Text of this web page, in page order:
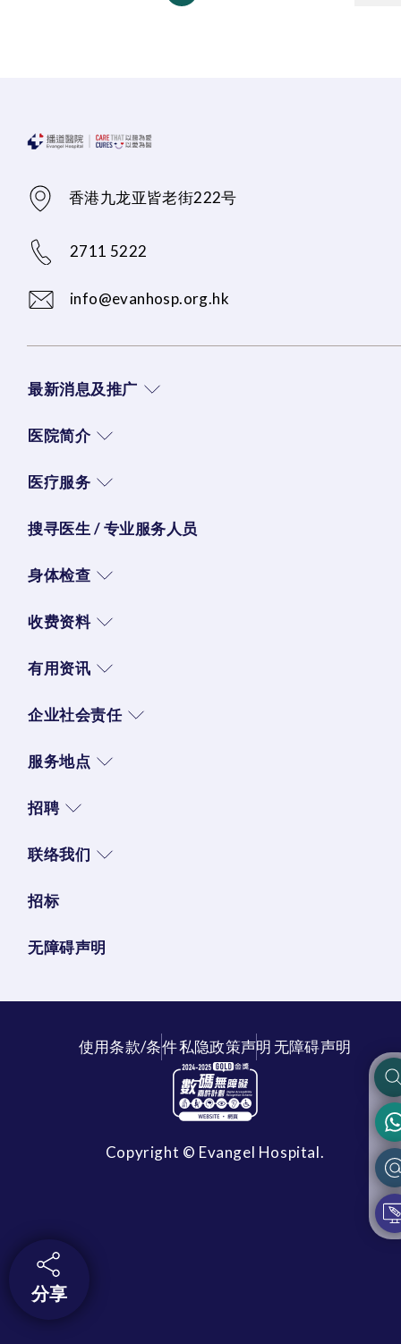
香港九龙亚皆老街222号
2711 5222
info@evanhosp.org.hk
最新消息及推广
医院简介
医疗服务
搜寻医生 / 专业服务人员
身体检查
收费资料
有用资讯
企业社会责任
服务地点
招聘
联络我们
招标
无障碍声明
使用条款/条件私隐政策声明无障碍声明
Copyright © Evangel Hospital.
分享